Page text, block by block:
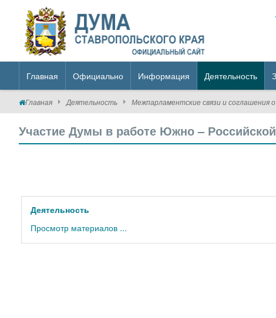
Главная Официально Информация Деятельность
Главная Деятельность Межпарламентские связи и соглашения
Участие Думы в работе Южно –
Деятельность
Просмотр материалов ...